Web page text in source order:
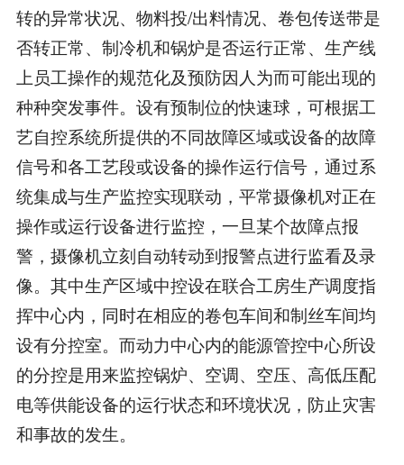
转的异常状况、物料投/出料情况、卷包传送带是
否转正常、制冷机和锅炉是否运行正常、生产线
上员工操作的规范化及预防因人为而可能出现的
种种突发事件。设有预制位的快速球，可根据工
艺自控系统所提供的不同故障区域或设备的故障
信号和各工艺段或设备的操作运行信号，通过系
统集成与生产监控实现联动，平常摄像机对正在
操作或运行设备进行监控，一旦某个故障点报
警，摄像机立刻自动转动到报警点进行监看及录
像。其中生产区域中控设在联合工房生产调度指
挥中心内，同时在相应的卷包车间和制丝车间均
设有分控室。而动力中心内的能源管控中心所设
的分控是用来监控锅炉、空调、空压、高低压配
电等供能设备的运行状态和环境状况，防止灾害
和事故的发生。